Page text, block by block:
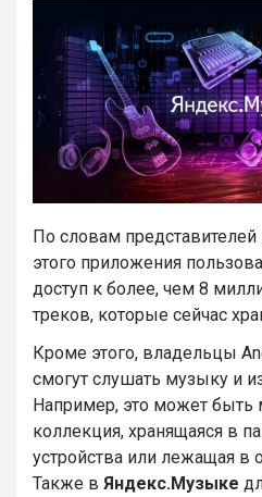
По словам
этого приложения
доступ к более, чем 8
треков, которые сейчас
Кроме этого, владельцы
смогут слушать музыку и
Например, это может быть
коллекция, хранящаяся в
устройства или лежащая в
Также в Яндекс.Музыке